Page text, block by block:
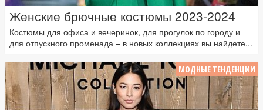
Женские брючные костюмы 2023-2024
Костюмы для офиса и вечеринок, для прогулок по городу и
для отпускного променада – в новых коллекциях вы найдете...
МОДНЫЕ ТЕНДЕНЦИИ